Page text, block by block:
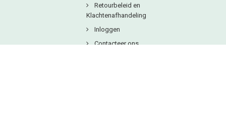
Retourbeleid en
Klachtenafhandeling
Inloggen
Contacteer ons